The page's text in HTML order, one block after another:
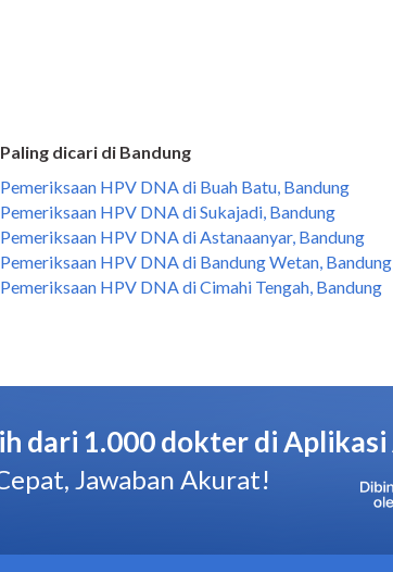
Paling dicari di Bandung
Pemeriksaan HPV DNA di Buah Batu, Bandung
Pemeriksaan HPV DNA di Sukajadi, Bandung
Pemeriksaan HPV DNA di Astanaanyar, Bandung
Pemeriksaan HPV DNA di Bandung Wetan, Bandung
Pemeriksaan HPV DNA di Cimahi Tengah, Bandung